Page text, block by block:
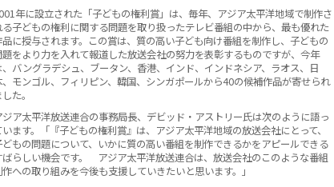
年に設立された「子どもの権利賞」は、毎年、アジア太平洋地域で制作さ
る子どもの権利に関する問題を取り扱ったテレビ番組の中から、最も優れた
品に授与されます。この賞は、質の高い子ども向け番組を制作し、子どもの
題をより力を入れて報道した放送会社の努力を表彰するものですが、今年
、バングラデシュ、ブータン、香港、インド、インドネシア、ラオス、日
、モンゴル、フィリピン、韓国、シンガポールから40の候補作品が寄せられ
た。
ジア太平洋放送連合の事務局長、デビッド・アストリー氏は次のように語っ
います。「『子どもの権利賞』は、アジア太平洋地域の放送会社にとって、
どもの問題について、いかに質の高い番組を制作できるかをアピールできる
ばらしい機会です。 アジア太平洋放送連合は、放送会社のこのような番組
作への取り組みを今後も支援していきたいと思います。」